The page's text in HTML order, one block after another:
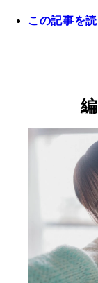
この記事を